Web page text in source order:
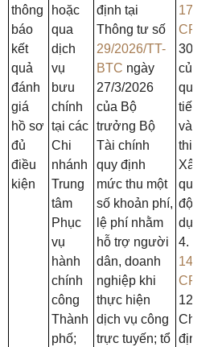
thông
báo
kết
quả
đánh
giá
hồ sơ
đủ
điều
kiện
hoặc
qua
dịch
vụ
bưu
chính
tại các
Chi
nhánh
Trung
tâm
Phục
vụ
hành
chính
công
Thành
phố;
định tại
Thông tư số
29/2026/TT-
BTC ngày
27/3/2026
của Bộ
trưởng Bộ
Tài chính
quy định
mức thu một
số khoản phí,
lệ phí nhằm
hỗ trợ người
dân, doanh
nghiệp khi
thực hiện
dịch vụ công
trực tuyến; tổ
175/
CP
30/12/
của
quy
tiết
và
thi
Xây
quản
động
dựng.
4.
144/
CP
12/6/
Chính
định